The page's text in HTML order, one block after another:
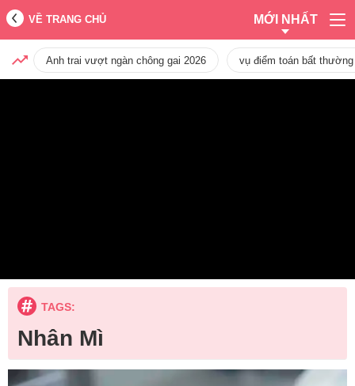
VỀ TRANG CHỦ MỚI NHẤT
Anh trai vượt ngàn chông gai 2026 vụ điểm toán bất
TAGS:
Nhân Mì